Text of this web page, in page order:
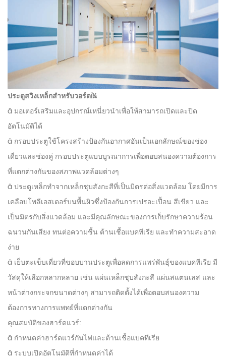
ประตูสวิงเหล็กสำหรับวอร์ดï¼
â มอเตอร์เสริมและอุปกรณ์เหนี่ยวนำเพื่อให้สามารถเปิดและปิด
อัตโนมัติได้
â กรอบประตูใช้โครงสร้างป้องกันอากาศอันเป็นเอกลักษณ์ของช่อง
เดี่ยวและช่องคู่ กรอบประตูแบบบูรณาการเพื่อตอบสนองความต้องการ
ที่แตกต่างกันของสภาพแวดล้อมต่างๆ
â ประตูเหล็กทำจากเหล็กชุบสังกะสีที่เป็นมิตรต่อสิ่งแวดล้อม โดยมีการ
เคลือบโพลีเอสเตอร์บนพื้นผิวซึ่งป้องกันการเปรอะเปื้อน สีเขียว และ
เป็นมิตรกับสิ่งแวดล้อม และมีคุณลักษณะของการเก็บรักษาความร้อน
ฉนวนกันเสียง ทนต่อความชื้น ต้านเชื้อแบคทีเรีย และทำความสะอาด
ง่าย
â เย็บตะเข็บเดี่ยวที่ขอบบานประตูเพื่อลดการแพร่พันธุ์ของแบคทีเรีย มี
วัสดุให้เลือกหลากหลาย เช่น แผ่นเหล็กชุบสังกะสี แผ่นสแตนเลส และ
หน้าต่างกระจกขนาดต่างๆ สามารถติดตั้งได้เพื่อตอบสนองความ
ต้องการทางการแพทย์ที่แตกต่างกัน
คุณสมบัติของฮาร์ดแวร์:
â กำหนดค่าฮาร์ดแวร์กันไฟและต้านเชื้อแบคทีเรีย
â ระบบเปิดอัตโนมัติที่กำหนดค่าได้